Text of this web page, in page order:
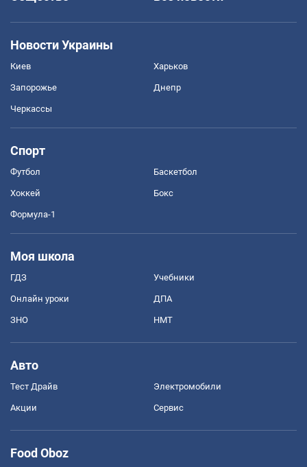
Новости Украины
Киев Харьков
Запорожье Днепр
Черкассы
Спорт
Футбол Баскетбол
Хоккей Бокс
Формула-1
Моя школа
ГДЗ Учебники
Онлайн уроки ДПА
ЗНО НМТ
Авто
Тест Драйв Электромобили
Акции Сервис
Food Oboz